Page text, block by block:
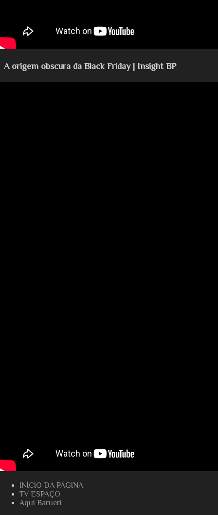
A origem obscura da Black Friday | Insight BP
INÍCIO DA PÁGINA
TV ESPAÇO
Aqui Barueri